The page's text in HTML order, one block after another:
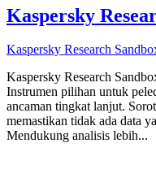
Kaspersky
Kaspersky Research
Kaspersky Research
Instrumen pilihan untuk
ancaman tingkat lanjut.
memastikan tidak ada data
Mendukung analisis lebih...